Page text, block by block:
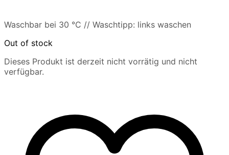
Waschbar bei 30 °C // Waschtipp: links waschen
Out of stock
Dieses Produkt ist derzeit nicht vorrätig und nicht
verfügbar.